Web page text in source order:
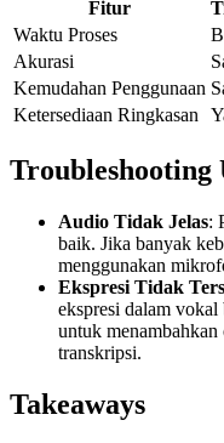
Fitur
Waktu Proses
Akurasi
Kemudahan Penggunaan
Ketersediaan Ringkasan
Troubleshooting
Audio Tidak Jelas:
baik. Jika banyak
menggunakan
Ekspresi Tidak
ekspresi dalam
untuk menambahkan
transkripsi.
Takeaways